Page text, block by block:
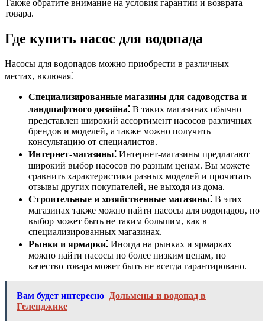
Также обратите внимание на условия гарантии и возврата
товара.
Где купить насос для водопада
Насосы для водопадов можно приобрести в различных
местах‚ включая⁚
Специализированные магазины для садоводства и
ландшафтного дизайна⁚ В таких магазинах обычно
представлен широкий ассортимент насосов различных
брендов и моделей‚ а также можно получить
консультацию от специалистов.
Интернет-магазины⁚ Интернет-магазины предлагают
широкий выбор насосов по разным ценам. Вы можете
сравнить характеристики разных моделей и прочитать
отзывы других покупателей‚ не выходя из дома.
Строительные и хозяйственные магазины⁚ В этих
магазинах также можно найти насосы для водопадов‚ но
выбор может быть не таким большим‚ как в
специализированных магазинах.
Рынки и ярмарки⁚ Иногда на рынках и ярмарках
можно найти насосы по более низким ценам‚ но
качество товара может быть не всегда гарантировано.
Вам будет интересно Дольмены и водопад в
Геленджике